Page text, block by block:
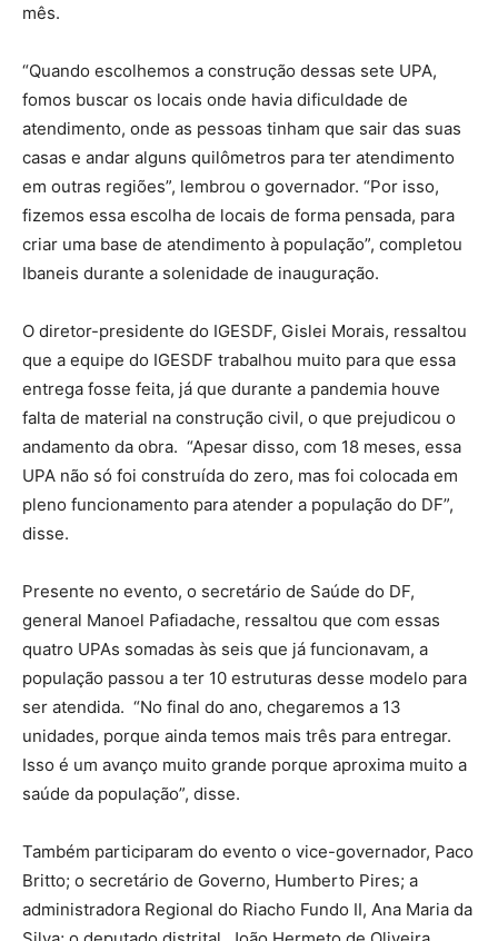
mês.
“Quando escolhemos a construção dessas sete UPA,
fomos buscar os locais onde havia dificuldade de
atendimento, onde as pessoas tinham que sair das suas
casas e andar alguns quilômetros para ter atendimento
em outras regiões”, lembrou o governador. “Por isso,
fizemos essa escolha de locais de forma pensada, para
criar uma base de atendimento à população”, completou
Ibaneis durante a solenidade de inauguração.
O diretor-presidente do IGESDF, Gislei Morais, ressaltou
que a equipe do IGESDF trabalhou muito para que essa
entrega fosse feita, já que durante a pandemia houve
falta de material na construção civil, o que prejudicou o
andamento da obra. “Apesar disso, com 18 meses, essa
UPA não só foi construída do zero, mas foi colocada em
pleno funcionamento para atender a população do DF”,
disse.
Presente no evento, o secretário de Saúde do DF,
general Manoel Pafiadache, ressaltou que com essas
quatro UPAs somadas às seis que já funcionavam, a
população passou a ter 10 estruturas desse modelo para
ser atendida. “No final do ano, chegaremos a 13
unidades, porque ainda temos mais três para entregar.
Isso é um avanço muito grande porque aproxima muito a
saúde da população”, disse.
Também participaram do evento o vice-governador, Paco
Britto; o secretário de Governo, Humberto Pires; a
administradora Regional do Riacho Fundo II, Ana Maria da